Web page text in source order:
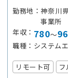
勤務地
神奈川
事業所
年収
780～
職種
システム
リモート可